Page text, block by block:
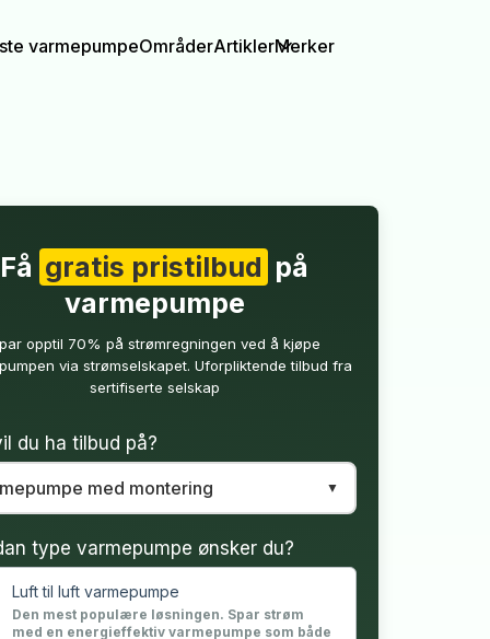
varmepumpeOmråderArtiklerMerker
Få gratis pristilbud på
varmepumpe
opptil 70% på strømregningen ved å kjøpe
via strømselskapet. Uforpliktende tilbud fra
sertifiserte selskap
du ha tilbud på?
type varmepumpe ønsker du?
Luft til luft varmepumpe
Den mest populære løsningen. Spar strøm
med en energieffektiv varmepumpe som både